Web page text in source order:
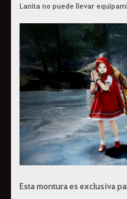
Lanita no puede llevar
Esta montura es exclusiva